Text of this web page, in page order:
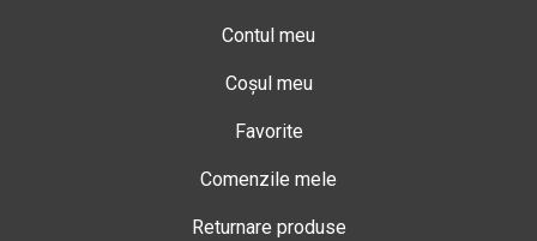
Contul meu
Coșul meu
Favorite
Comenzile mele
Returnare produse